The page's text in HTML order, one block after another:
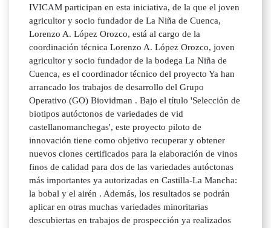
IVICAM participan en esta iniciativa, de la que el joven
agricultor y socio fundador de La Niña de Cuenca,
Lorenzo A. López Orozco, está al cargo de la
coordinación técnica Lorenzo A. López Orozco, joven
agricultor y socio fundador de la bodega La Niña de
Cuenca, es el coordinador técnico del proyecto Ya han
arrancado los trabajos de desarrollo del Grupo
Operativo (GO) Biovidman . Bajo el título 'Selección de
biotipos autóctonos de variedades de vid
castellanomanchegas', este proyecto piloto de
innovación tiene como objetivo recuperar y obtener
nuevos clones certificados para la elaboración de vinos
finos de calidad para dos de las variedades autóctonas
más importantes ya autorizadas en Castilla-La Mancha:
la bobal y el airén . Además, los resultados se podrán
aplicar en otras muchas variedades minoritarias
descubiertas en trabajos de prospección ya realizados